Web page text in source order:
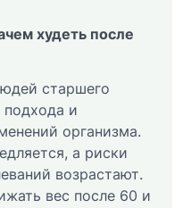
худеть после
старшего
подхода и
организма.
а риски
возрастают.
вес после 60 и